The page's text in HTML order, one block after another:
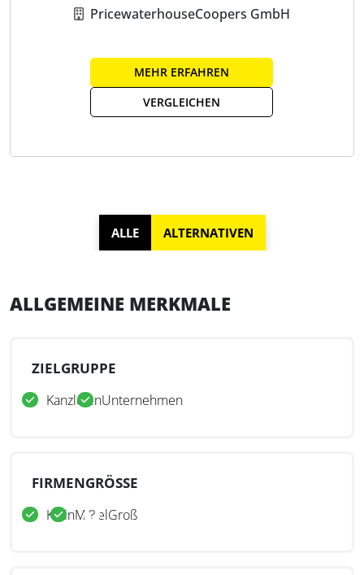
PricewaterhouseCoopers GmbH
MEHR ERFAHREN
VERGLEICHEN
ALLGEMEINE MERKMALE
ZIELGRUPPE
KanzleienUnternehmen
FIRMENGRÖSSE
KleinMittelGroß